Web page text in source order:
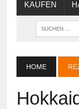
KAUFEN
HOME